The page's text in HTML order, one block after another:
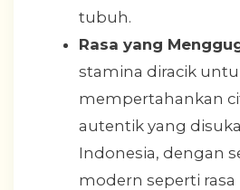
tubuh.
Rasa yang
stamina diracik
mempertahankan
autentik yang
Indonesia, dengan
modern seperti rasa